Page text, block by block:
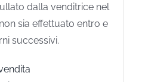
dalla venditrice nel
sia effettuato entro e
successivi.